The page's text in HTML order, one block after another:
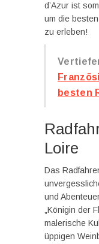
d’Azur ist
um die
zu erleben!
besten
Loire
Das
und
„Königin der
malerische
üppigen